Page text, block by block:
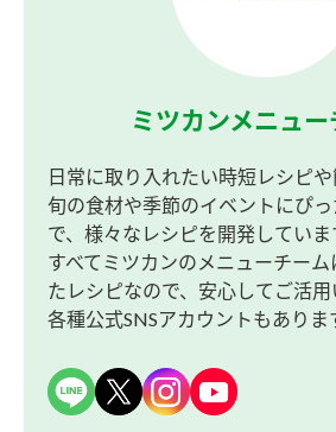
ミツカンメニュー
日常に取り入れたい時短レシピや
旬の食材や季節のイベントにぴ
で、様々なレシピを開発していま
すべてミツカンのメニューチー
たレシピなので、安心してご活用
各種公式SNSアカウントもありま